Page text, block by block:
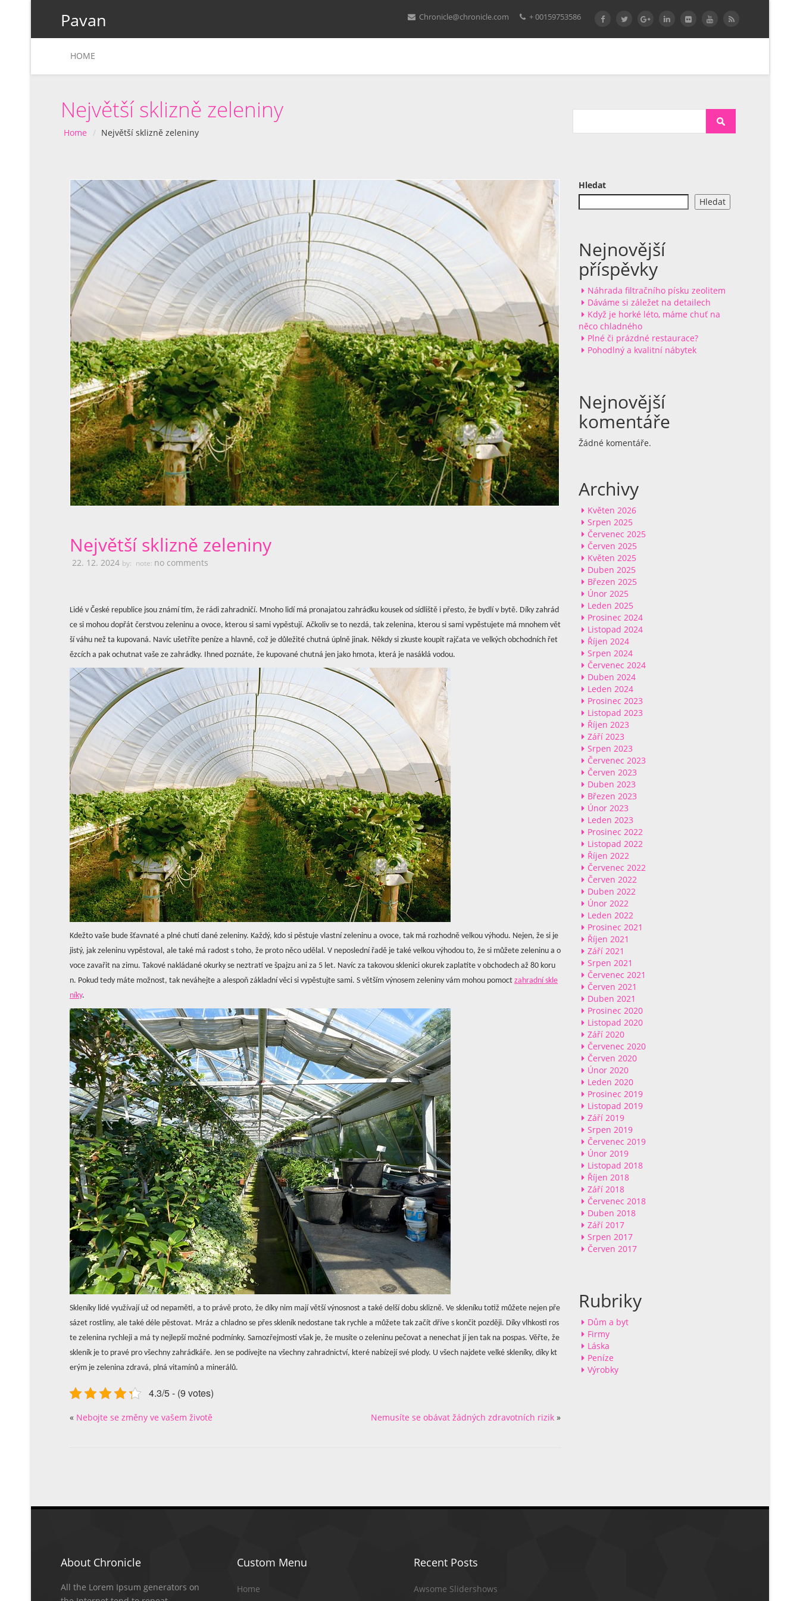
Pavan Chronicle@chronicle.com + 00159753586
HOME
Největší sklizně zeleniny
Home Největší sklizně zeleniny
Největší sklizně zeleniny
22. 12. 2024 by: note: no comments
Lidé v České republice jsou známí tím, že rádi zahradničí. Mnoho lidí má pronajatou zahrádku kousek od sídliště i přesto, že bydlí v bytě. Díky zahrád
ce si mohou dopřát čerstvou zeleninu a ovoce, kterou si sami vypěstují. Ačkoliv se to nezdá, tak zelenina, kterou si sami vypěstujete má mnohem vět
ší váhu než ta kupovaná. Navíc ušetříte peníze a hlavně, což je důležité chutná úplně jinak. Někdy si zkuste koupit rajčata ve velkých obchodních řet
ězcích a pak ochutnat vaše ze zahrádky. Ihned poznáte, že kupované chutná jen jako hmota, která je nasáklá vodou.
Kdežto vaše bude šťavnaté a plné chutí dané zeleniny. Každý, kdo si pěstuje vlastní zeleninu a ovoce, tak má rozhodně velkou výhodu. Nejen, že si je
jistý, jak zeleninu vypěstoval, ale také má radost s toho, že proto něco udělal. V neposlední řadě je také velkou výhodou to, že si můžete zeleninu a o
voce zavařit na zimu. Takové nakládané okurky se neztratí ve špajzu ani za 5 let. Navíc za takovou sklenici okurek zaplatíte v obchodech až 80 koru
n. Pokud tedy máte možnost, tak neváhejte a alespoň základní věci si vypěstujte sami. S větším výnosem zeleniny vám mohou pomoct zahradní skle
níky.
Skleníky lidé využívají už od nepaměti, a to právě proto, že díky nim mají větší výnosnost a také delší dobu sklizně. Ve skleníku totiž můžete nejen pře
sázet rostliny, ale také déle pěstovat. Mráz a chladno se přes skleník nedostane tak rychle a můžete tak začít dříve s končit později. Díky vlhkosti ros
te zelenina rychleji a má ty nejlepší možné podmínky. Samozřejmostí však je, že musíte o zeleninu pečovat a nenechat jí jen tak na pospas. Věřte, že
skleník je to pravé pro všechny zahrádkáře. Jen se podívejte na všechny zahradnictví, které nabízejí své plody. U všech najdete velké skleníky, díky kt
erým je zelenina zdravá, plná vitamínů a minerálů.
4.3/5 - (9 votes)
« Nebojte se změny ve vašem životě Nemusíte se obávat žádných zdravotních rizik »
Hledat
Hledat
Nejnovější
příspěvky
Náhrada filtračního písku zeolitem
Dáváme si záležet na detailech
Když je horké léto, máme chuť na
něco chladného
Plné či prázdné restaurace?
Pohodlný a kvalitní nábytek
Nejnovější
komentáře
Žádné komentáře.
Archivy
Květen 2026
Srpen 2025
Červenec 2025
Červen 2025
Květen 2025
Duben 2025
Březen 2025
Únor 2025
Leden 2025
Prosinec 2024
Listopad 2024
Říjen 2024
Srpen 2024
Červenec 2024
Duben 2024
Leden 2024
Prosinec 2023
Listopad 2023
Říjen 2023
Září 2023
Srpen 2023
Červenec 2023
Červen 2023
Duben 2023
Březen 2023
Únor 2023
Leden 2023
Prosinec 2022
Listopad 2022
Říjen 2022
Červenec 2022
Červen 2022
Duben 2022
Únor 2022
Leden 2022
Prosinec 2021
Říjen 2021
Září 2021
Srpen 2021
Červenec 2021
Červen 2021
Duben 2021
Prosinec 2020
Listopad 2020
Září 2020
Červenec 2020
Červen 2020
Únor 2020
Leden 2020
Prosinec 2019
Listopad 2019
Září 2019
Srpen 2019
Červenec 2019
Únor 2019
Listopad 2018
Říjen 2018
Září 2018
Červenec 2018
Duben 2018
Září 2017
Srpen 2017
Červen 2017
Rubriky
Dům a byt
Firmy
Láska
Peníze
Výrobky
About Chronicle
All the Lorem Ipsum generators on
Custom Menu
Home
Recent Posts
Awsome Slidershows